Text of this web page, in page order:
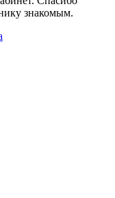
знакомым.